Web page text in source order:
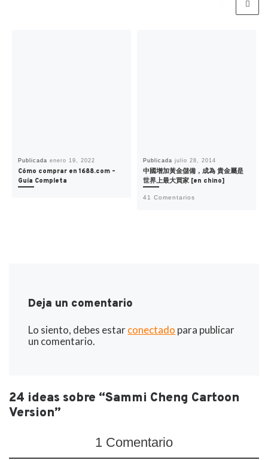
Publicadaenero 19, 2022
Cómo comprar en 1688.com –
Guía Completa
Publicadajulio 28, 2014
中國增加黃金儲備，成為 貴金屬是
世界上最大買家 [en chino]
41 Comentarios
Deja un comentario
Lo siento, debes estarconectado para publicar
un comentario.
24 ideas sobre “Sammi Cheng Cartoon
Version”
1 Comentario